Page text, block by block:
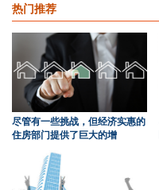
热门推荐
尽管有一些挑战，但经济实惠的
住房部门提供了巨大的增